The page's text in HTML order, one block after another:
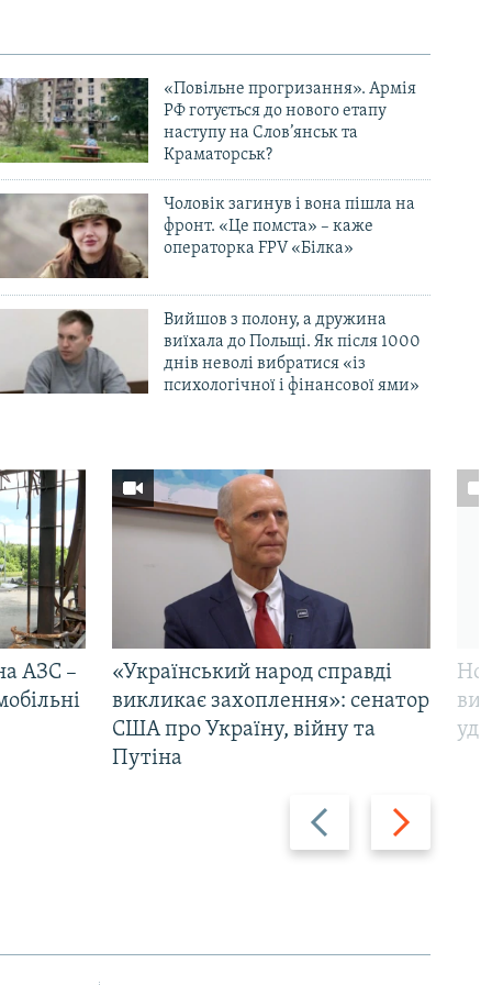
«Повільне прогризання». Армія
РФ готується до нового етапу
наступу на Слов’янськ та
Краматорськ?
Чоловік загинув і вона пішла на
фронт. «Це помста» – каже
операторка FPV «Білка»
Вийшов з полону, а дружина
виїхала до Польщі. Як після 1000
днів неволі вибратися «із
психологічної і фінансової ями»
Назад Вперед
АЗС –
«Український народ справді
викликає захоплення»: сенатор
США про Україну, війну та
Путіна